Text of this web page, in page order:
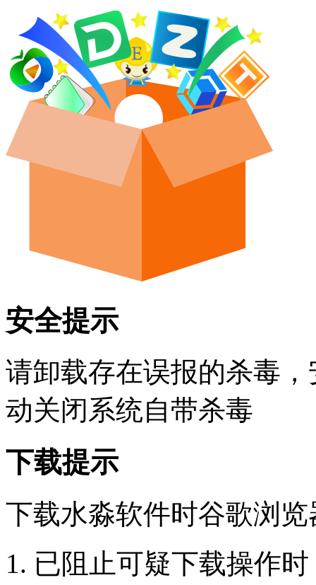
安全提示
请卸载存在误报的杀毒
动关闭系统自带杀毒
下载提示
下载水淼软件时谷歌浏
已阻止可疑下载操作